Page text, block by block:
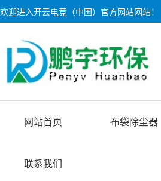
欢迎进入开云电竞（中国）官方网站网站！
网站首页 布袋除尘器
联系我们